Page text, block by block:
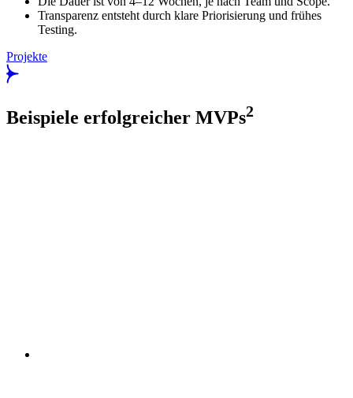
Transparenz entsteht durch klare Priorisierung und frühes
Testing.
Projekte
Beispiele erfolgreicher MVPs2